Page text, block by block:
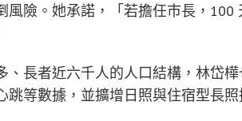
風險。她承諾，「若擔任市長，100
、長者近六千人的人口結構，林岱
跳等數據，並擴增日照與住宿型長